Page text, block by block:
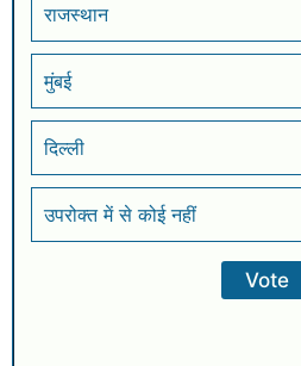
राजस्थान
मुंबई
दिल्ली
उपरोक्त में से कोई नहीं